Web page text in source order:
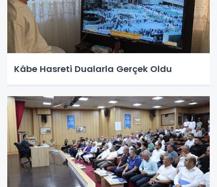
Kâbe Hasreti Dualarla Gerçek Oldu